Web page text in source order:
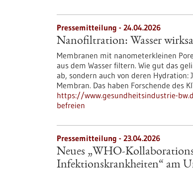
Pressemitteilung - 24.04.2026
Nanofiltration: Wasser
Membranen mit nanometerkleinen
aus dem Wasser filtern. Wie gut das
ab, sondern auch von deren Hydration:
Membran. Das haben Forschende des
https://www.gesundheitsindustrie-
befreien
Pressemitteilung - 23.04.2026
Neues „WHO-
Infektionskrankheiten“ am